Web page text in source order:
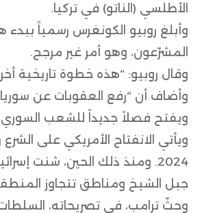
الأطلسي (الناتو) في تركيا.
المشرّعون، وهو أمر غير مرجح.
وقال روبيو: “هذه خطوة تاريخية
وأضاف أن “رفع العقوبات عن سوريا
ويفتح فصلاً جديداً للشعب
ويأتي الانفتاح الأمريكي على
2024. ومنذ ذلك الحين، شنت
جبل الشيخ ومناطق تتجاوز
وحثّ ترامب، في تصريحاته،